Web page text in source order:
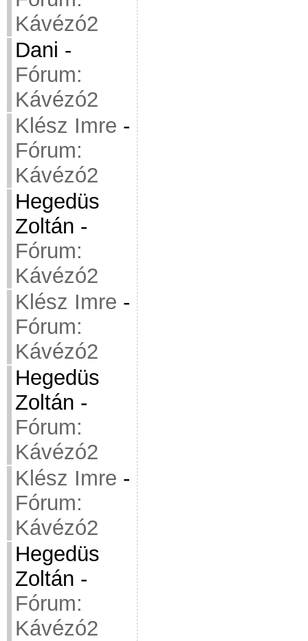
Kávézó2
Dani -
Fórum:
Kávézó2
Klész Imre -
Fórum:
Kávézó2
Hegedüs
Zoltán -
Fórum:
Kávézó2
Klész Imre -
Fórum:
Kávézó2
Hegedüs
Zoltán -
Fórum:
Kávézó2
Klész Imre -
Fórum:
Kávézó2
Hegedüs
Zoltán -
Fórum:
Kávézó2